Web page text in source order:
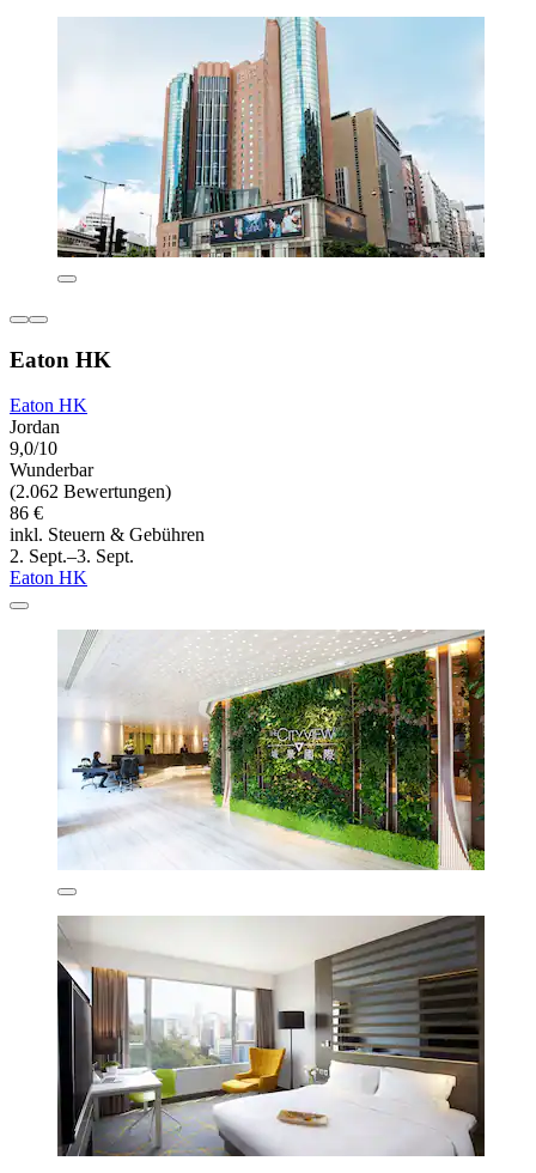
Eaton HK
Eaton HK
Jordan
9,0/10
Wunderbar
(2.062 Bewertungen)
86 €
inkl. Steuern & Gebühren
2. Sept.–3. Sept.
Eaton HK